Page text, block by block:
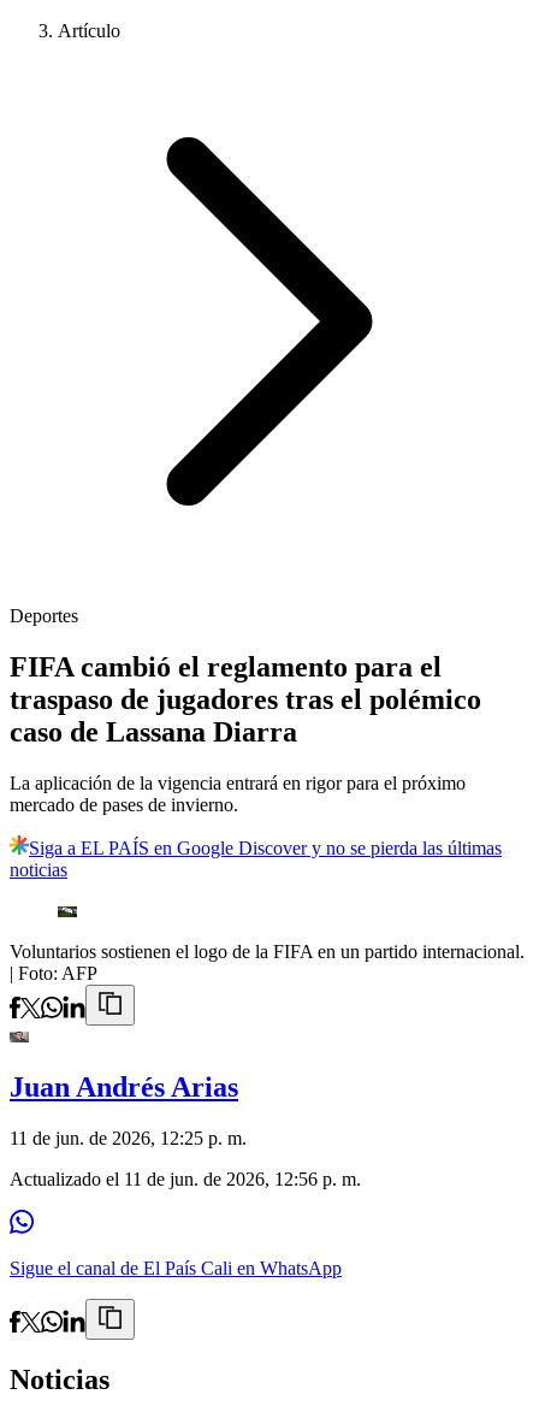
Artículo
Deportes
FIFA cambió el reglamento para el
traspaso de jugadores tras el polémico
caso de Lassana Diarra
La aplicación de la vigencia entrará en rigor para el próximo
mercado de pases de invierno.
Siga a EL PAÍS en Google Discover y no se pierda las últimas
noticias
Voluntarios sostienen el logo de la FIFA en un partido internacional.
| Foto: AFP
Juan Andrés Arias
11 de jun. de 2026, 12:25 p. m.
Actualizado el 11 de jun. de 2026, 12:56 p. m.
Sigue el canal de El País Cali en WhatsApp
Noticias